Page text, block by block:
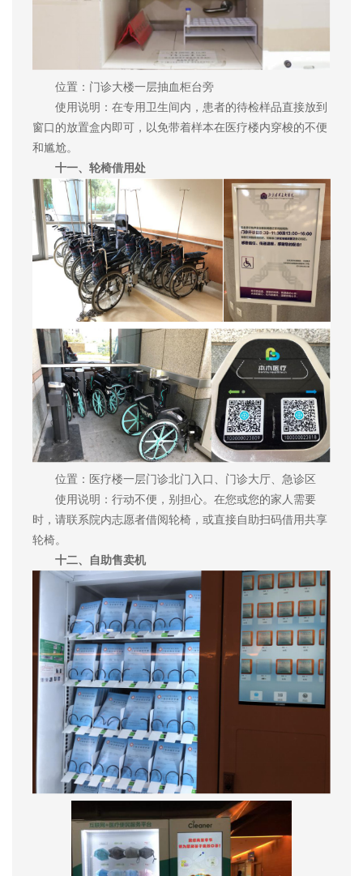
位置：门诊大楼一层抽血柜台旁
使用说明：在专用卫生间内，患者的待检样品直接放到
窗口的放置盒内即可，以免带着样本在医疗楼内穿梭的不便
和尴尬。
十一、轮椅借用处
位置：医疗楼一层门诊北门入口、门诊大厅、急诊区
使用说明：行动不便，别担心。在您或您的家人需要
时，请联系院内志愿者借阅轮椅，或直接自助扫码借用共享
轮椅。
十二、自助售卖机